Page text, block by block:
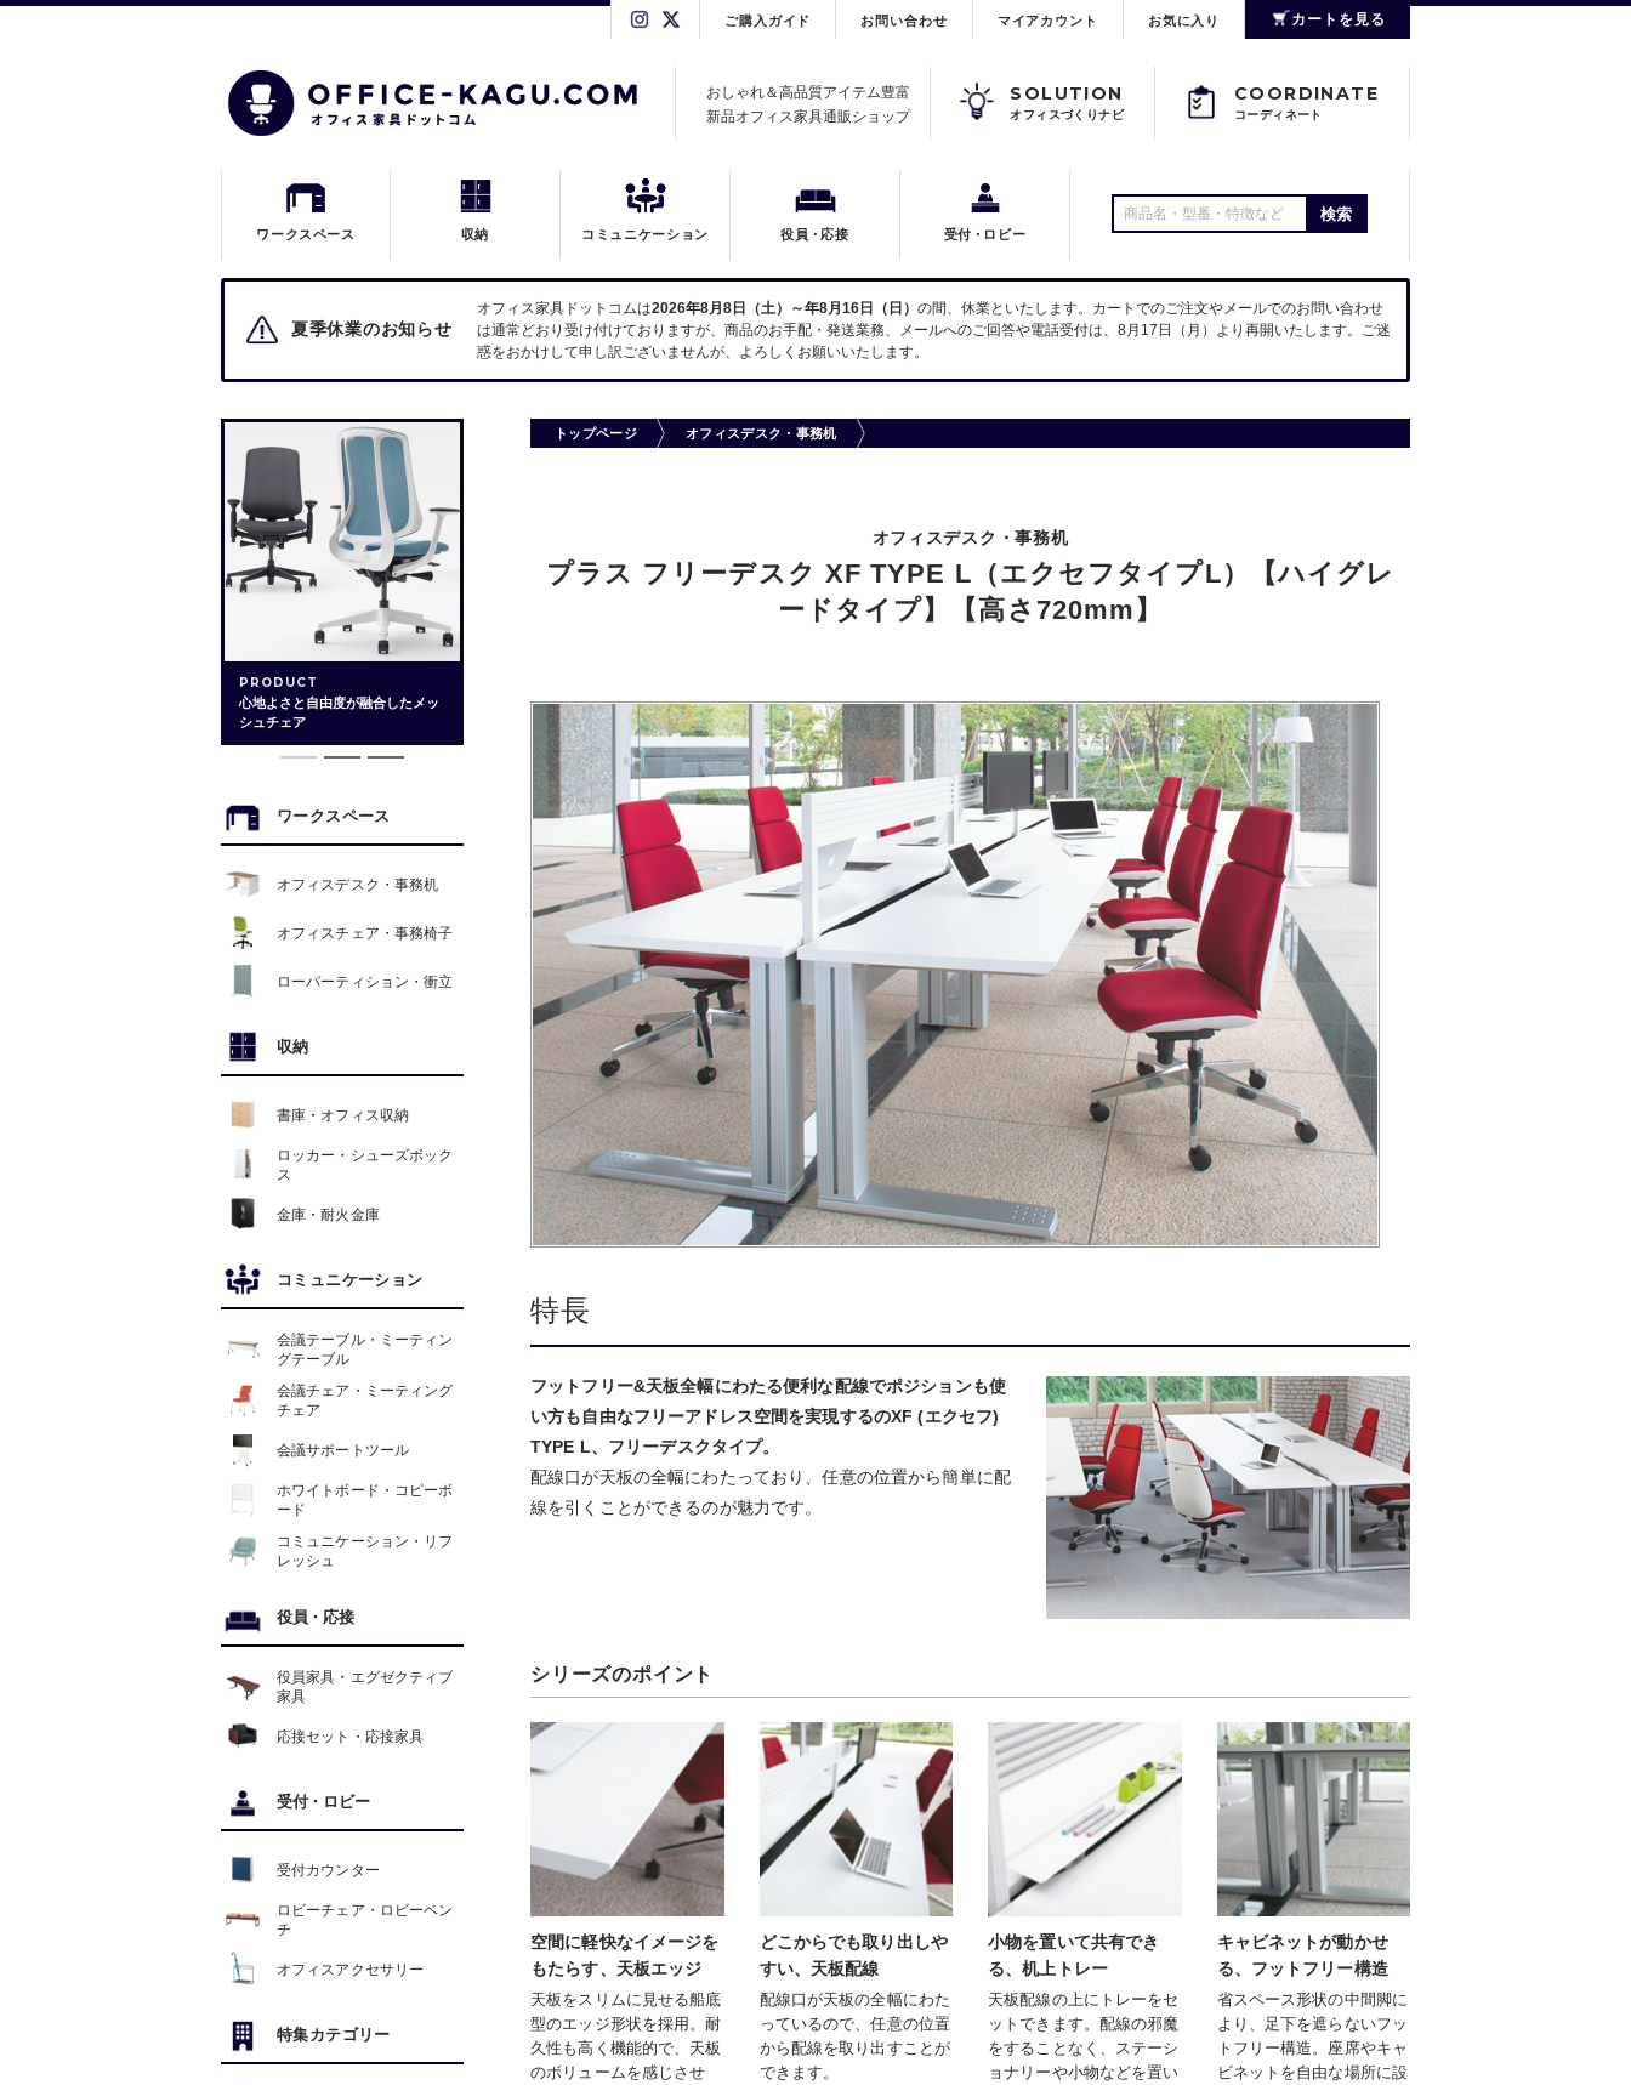
おしゃれ＆高品質アイテム豊富
新品オフィス家具通販ショップ
カートを見る
ご購入ガイド お問い合わせ マイアカウント お気に入り
ワークスペース 収納 コミュニケーション 役員 ・応接 受付・ ロビー
検索
SOLUTION
オフィスづくりナビ
COORDINATE
コーディネート
夏季休業のお知らせ
オフィス家具ドットコムは2026年8月8日（土）～年8月16日（日） の間、休業といたします。カートでのご注文やメールでのお問い合わせ
は通常どおり受け付けておりますが、商品のお手配・発送業務、メールへのご回答や電話受付は、8月17日（月）より再開いたします。ご迷
惑をおかけして申し訳ございませんが、よろしくお願いいたします。
トップページ オフィスデスク・事務机
オフィスデスク・事務机
プラス フリーデスク XF TYPE L（エクセフタイプL）【ハイグレ
ードタイプ】【高さ720mm】
特長
フットフリー&天板全幅にわたる便利な配線でポジションも使
い方も自由なフリーアドレス空間を実現するのXF (エクセフ)
TYPE L、フリーデスクタイプ。
配線口が天板の全幅にわたっており、任意の位置から簡単に配
線を引くことができるのが魅力です。
シリーズのポイント
空間に軽快なイメージを
もたらす、天板エッジ
天板をスリムに見せる船底
型のエッジ形状を採用。耐
久性も高く機能的で、天板
のボリュームを感じさせ
どこからでも取り出しや
すい、天板配線
配線口が天板の全幅にわた
っているので、任意の位置
から配線を取り出すことが
できます。
小物を置いて共有でき
る、机上トレー
天板配線の上にトレーをセ
ットできます。配線の邪魔
をすることなく、ステーシ
ョナリーや小物などを置い
キャビネットが動かせ
る、フットフリー構造
省スペース形状の中間脚に
より、足下を遮らないフッ
トフリー構造。座席やキャ
ビネットを自由な場所に設
PRODUCT
心地よさと自由度が融合したメッ
シュチェア
ワークスペース
オフィスデスク・事務机
オフィスチェア・事務椅子
ローパーティション・衝立
収納
書庫・オフィス収納
ロッカー・シューズボック
ス
金庫・耐火金庫
コミュニケーション
会議テーブル・ミーティン
グテーブル
会議チェア・ミーティング
チェア
会議サポートツール
ホワイトボード・コピーボ
ード
コミュニケーション・リフ
レッシュ
役員 ・応接
役員家具・エグゼクティブ
家具
応接セット・応接家具
受付・ ロビー
受付カウンター
ロビーチェア・ロビーベン
チ
オフィスアクセサリー
特集カテゴリー